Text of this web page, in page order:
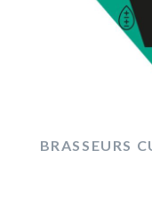
BRASSEURS